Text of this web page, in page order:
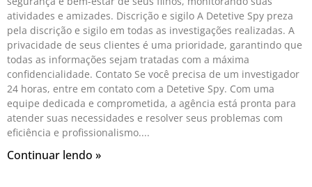
atividades e amizades. Discrição e sigilo A Detetive Spy preza
pela discrição e sigilo em todas as investigações realizadas. A
privacidade de seus clientes é uma prioridade, garantindo que
todas as informações sejam tratadas com a máxima
confidencialidade. Contato Se você precisa de um investigador
24 horas, entre em contato com a Detetive Spy. Com uma
equipe dedicada e comprometida, a agência está pronta para
atender suas necessidades e resolver seus problemas com
eficiência e profissionalismo.
Continuar lendo »